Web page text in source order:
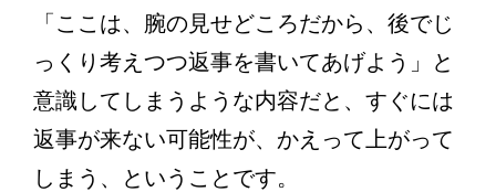
「ここは、腕の見せどころだから、後でじ
っくり考えつつ返事を書いてあげよう」と
意識してしまうような内容だと、すぐには
返事が来ない可能性が、かえって上がって
しまう、ということです。